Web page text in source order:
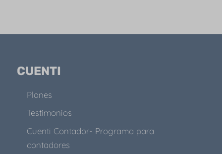
CUENTI
Planes
Testimonios
Cuenti Contador- Programa para
contadores